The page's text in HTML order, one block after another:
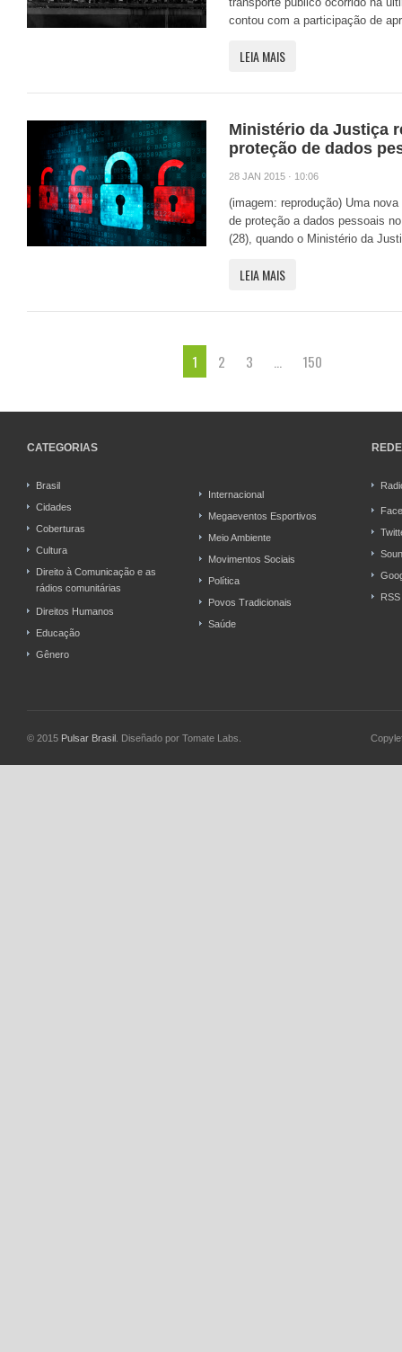
contou com a participação de
LEIA MAIS
Ministério da Justiça
proteção de dados
28 JAN 2015 · 10:06
(imagem: reprodução) Uma
de proteção a dados pessoais
(28), quando o Ministério da
LEIA MAIS
1 2 3 150
CATEGORIAS
Brasil
Cidades
Coberturas
Cultura
Direito à Comunicação e as
rádios comunitárias
Direitos Humanos
Educação
Gênero
Internacional
Megaeventos Esportivos
Meio Ambiente
Movimentos Sociais
Política
Povos Tradicionais
Saúde
RSS
© 2015 Pulsar Brasil . Diseñado por Tomate Labs.